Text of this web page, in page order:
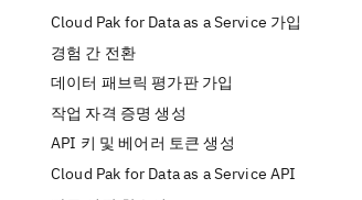
Cloud Pak for Data as a Service 가입
경험 간 전환
데이터 패브릭 평가판 가입
작업 자격 증명 생성
API 키 및 베어러 토큰 생성
Cloud Pak for Data as a Service API